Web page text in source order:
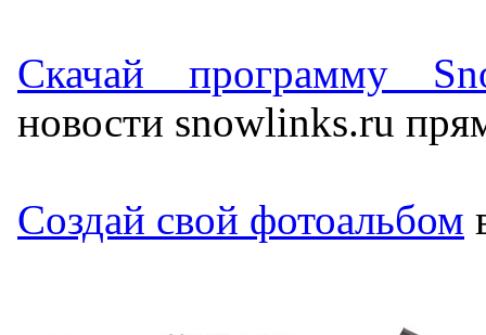
Скачай программу
новости snowlinks.ru
Создай свой фотоальбом